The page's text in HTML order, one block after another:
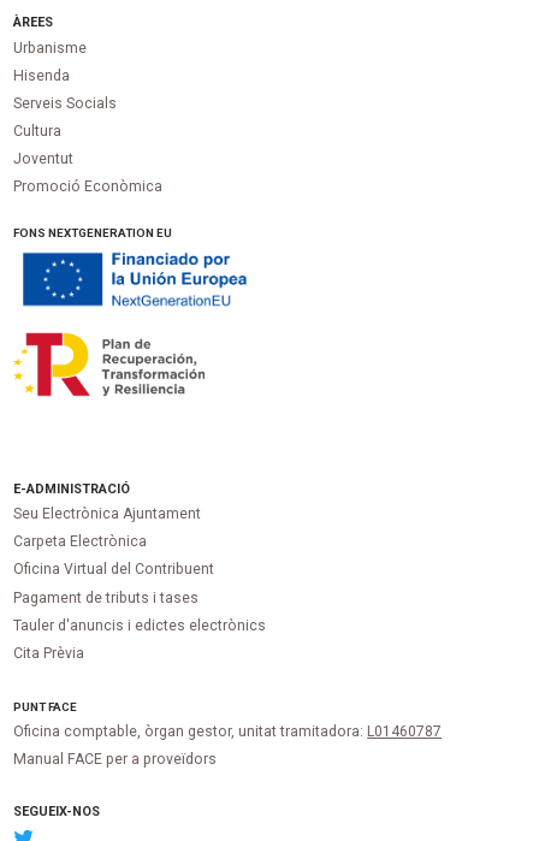
ÀREES
Urbanisme
Hisenda
Serveis Socials
Cultura
Joventut
Promoció Econòmica
FONS NEXTGENERATION EU
E-ADMINISTRACIÓ
Seu Electrònica Ajuntament
Carpeta Electrònica
Oficina Virtual del Contribuent
Pagament de tributs i tases
Tauler d'anuncis i edictes electrònics
Cita Prèvia
PUNTFACE
Oficina comptable, òrgan gestor, unitat tramitadora: L01460787
Manual FACE per a proveïdors
SEGUEIX-NOS